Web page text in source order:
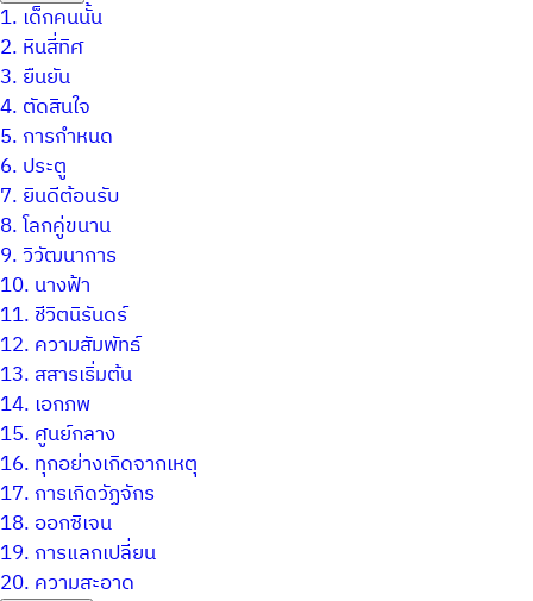
1. เด็กคนนั้น
2. หินสี่ทิศ
3. ยืนยัน
4. ตัดสินใจ
5. การกำหนด
6. ประตู
7. ยินดีต้อนรับ
8.โลกคู่ขนาน
9.วิวัฒนาการ
10. นางฟ้า
11. ชีวิตนิรันดร์
12. ความสัมพัทธ์
13. สสารเริ่มต้น
14. เอกภพ
15. ศูนย์กลาง
16. ทุกอย่างเกิดจากเหตุ
17. การเกิดวัฏจักร
18. ออกซิเจน
19. การแลกเปลี่ยน
20. ความสะอาด